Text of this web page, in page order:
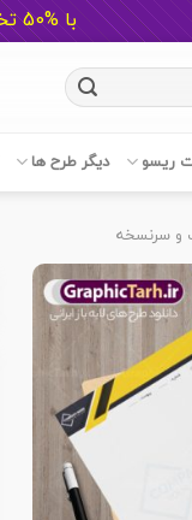
با %50 تخفیف اشتراک بخر
ریسو دیگر طرح ها
و سرنسخه